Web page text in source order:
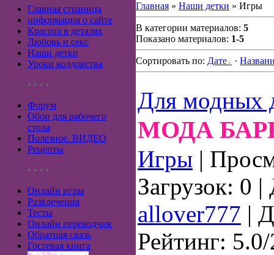
Главная страница
информация о сайте
Красота в деталях
Любовь и секс
Наши детки
Уроки колдовства
• • • •
Форум
Обои для рабочего
стола
Полезное. ВИДЕО
Рецепты
• • • •
Онлайн игры
Развлечения
Тесты
Онлайн переводчик
Обратная связь
Гостевая книга
Главная » Наши детки » Игры
В категории материалов: 5
Показано материалов: 1-5
Сортировать по: Дате ·
Для модных
МОДА
Игры |
Загрузок: 0
allover777 |
Рейтинг: